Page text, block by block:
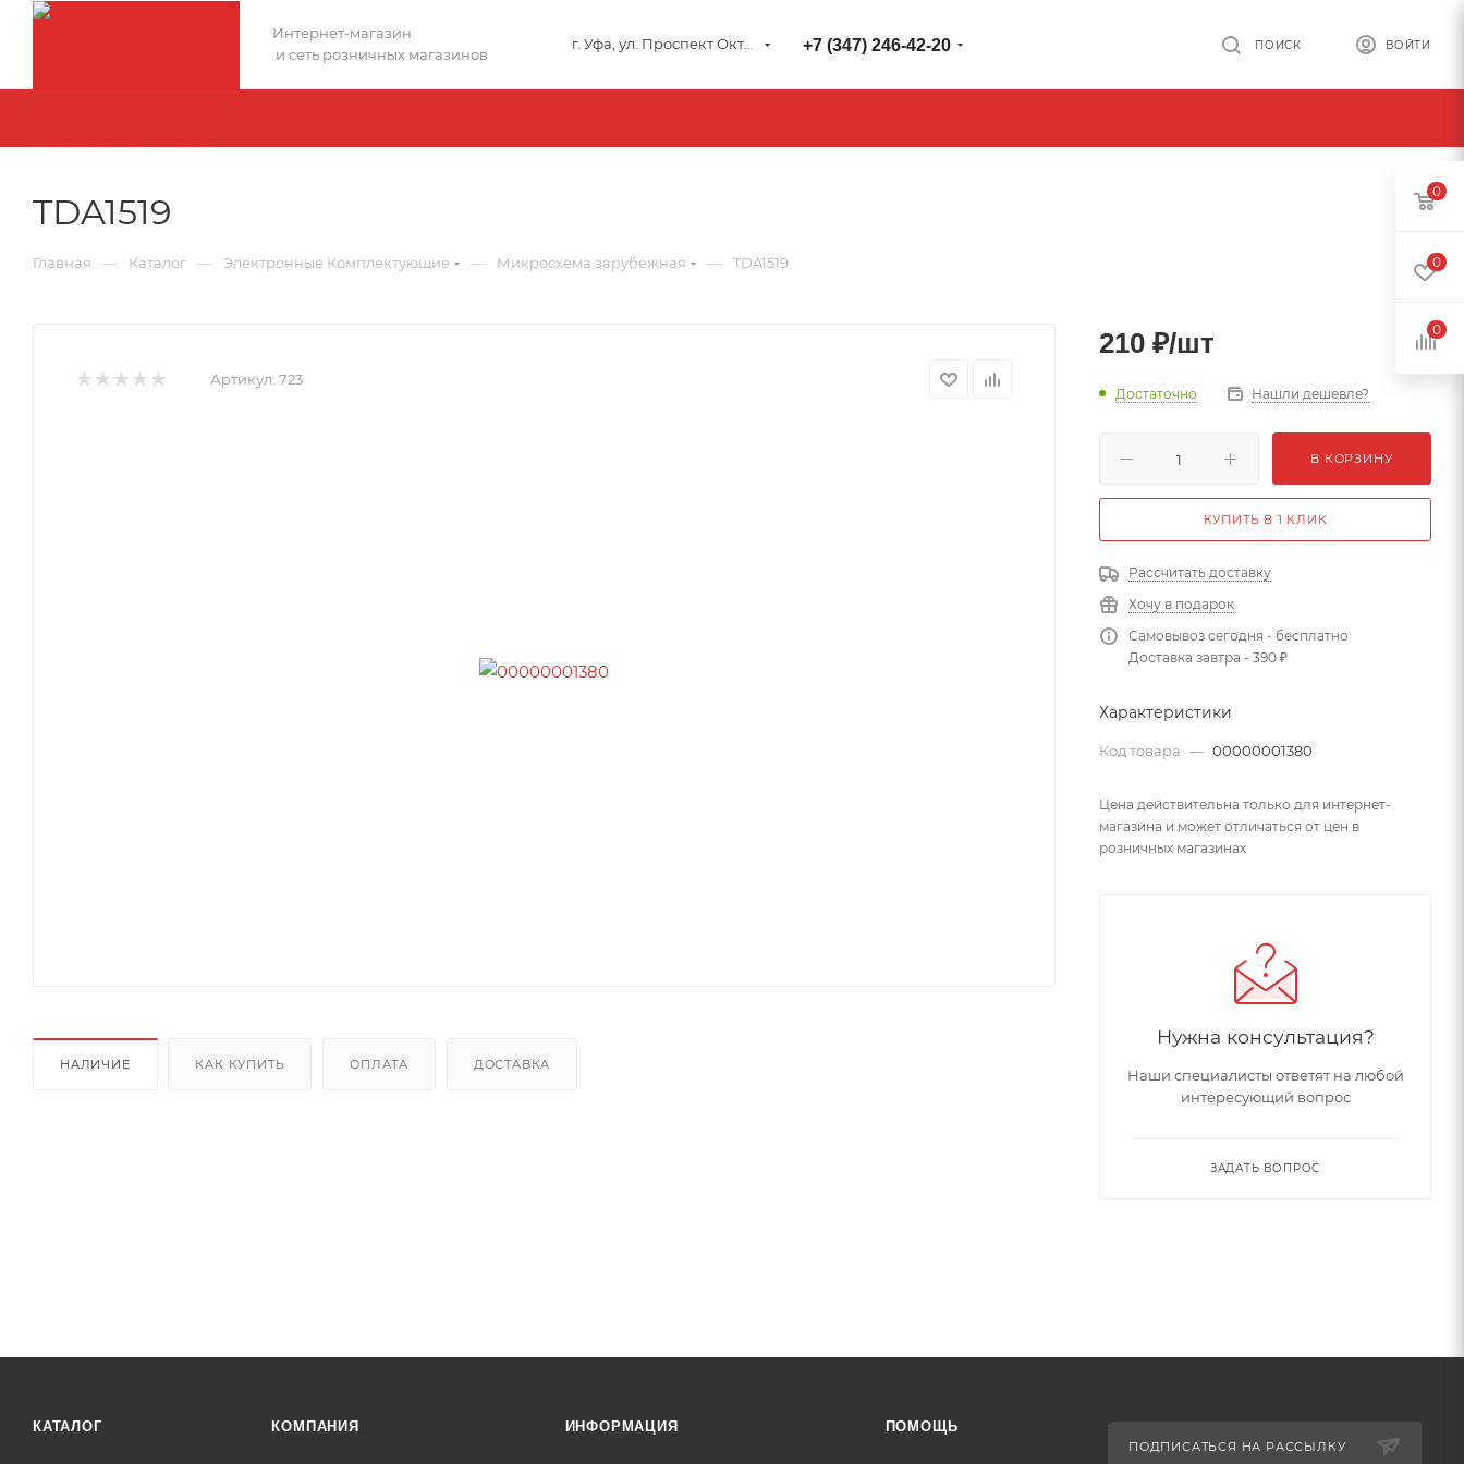
Интернет-магазин
и сеть розничных магазинов
+7 (347) 246-42-20 ВОЙТИ
ПОИСК
TDA1519
Главная — Каталог — Электронные Комплектующие — Микросхема зарубежная — TDA1519
Артикул: 723
НАЛИЧИЕ КАК КУПИТЬ ОПЛАТА ДОСТАВКА
210 ₽/шт
Достаточно Нашли дешевле?
В КОРЗИНУ
КУПИТЬ В 1 КЛИК
Рассчитать доставку
Хочу в подарок
Самовывоз сегодня - бесплатно
Доставка завтра - 390 ₽
Характеристики
Код товара — 00000001380
Цена действительна только для интернет-
магазина и может отличаться от цен в
розничных магазинах
Нужна консультация?
Наши специалисты ответят на любой
интересующий вопрос
ЗАДАТЬ ВОПРОС
КАТАЛОГ КОМПАНИЯ ИНФОРМАЦИЯ ПОМОЩЬ
ПОДПИСАТЬСЯ НА РАССЫЛКУ
0
0
0